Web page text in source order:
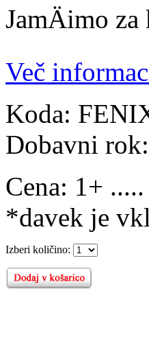
JamÄimo
Več
Koda:
Dobavni rok:
Cena: 1+
*davek je
Izberi količino: